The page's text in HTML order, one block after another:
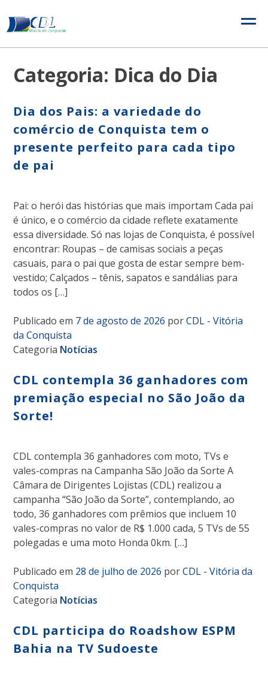
to
content
Categoria: Dica do Dia
Dia dos Pais: a variedade do
comércio de Conquista tem o
presente perfeito para cada tipo
de pai
Pai: o herói das histórias que mais importam Cada pai
é único, e o comércio da cidade reflete exatamente
essa diversidade. Só nas lojas de Conquista, é possível
encontrar: Roupas – de camisas sociais a peças
casuais, para o pai que gosta de estar sempre bem-
vestido; Calçados – tênis, sapatos e sandálias para
todos os […]
Publicado em 7 de agosto de 2026 porCDL - Vitória
da Conquista
Categoria Notícias
CDL contempla 36 ganhadores com
premiação especial no São João da
Sorte!
CDL contempla 36 ganhadores com moto, TVs e
vales-compras na Campanha São João da Sorte A
Câmara de Dirigentes Lojistas (CDL) realizou a
campanha “São João da Sorte”, contemplando, ao
todo, 36 ganhadores com prêmios que incluem 10
vales-compras no valor de R$ 1.000 cada, 5 TVs de 55
polegadas e uma moto Honda 0km. […]
Publicado em 28 de julho de 2026 porCDL - Vitória da
Conquista
Categoria Notícias
CDL participa do Roadshow ESPM
Bahia na TV Sudoeste